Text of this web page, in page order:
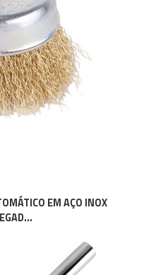
EM AÇO INOX